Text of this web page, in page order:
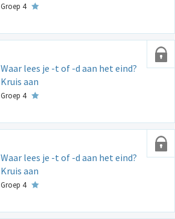
Groep 4
Waar lees je -t of -d aan het eind?
Kruis aan
Groep 4
Waar lees je -t of -d aan het eind?
Kruis aan
Groep 4